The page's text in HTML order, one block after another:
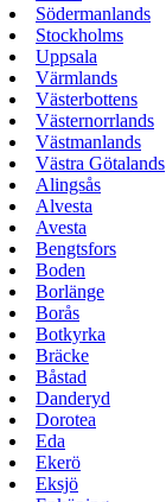
Södermanlands
Stockholms
Uppsala
Värmlands
Västerbottens
Västernorrlands
Västmanlands
Västra Götalands
Alingsås
Alvesta
Avesta
Bengtsfors
Boden
Borlänge
Borås
Botkyrka
Bräcke
Båstad
Danderyd
Dorotea
Eda
Ekerö
Eksjö